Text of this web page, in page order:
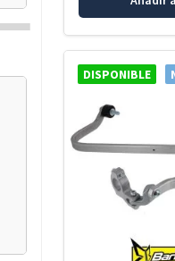
DISPONIBLE